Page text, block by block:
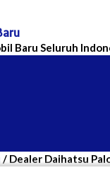
Baru Seluruh
/ Dealer Daihatsu